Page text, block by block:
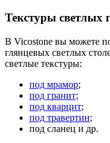
Текстуры светлых
В Vicostone вы можете
глянцевых светлых
светлые текстуры:
под мрамор;
под гранит;
под кварцит;
под травертин;
под сланец и др.